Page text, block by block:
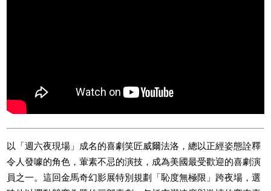
以「週六夜現場」成名的喜劇笑匠威爾法洛，總以正經姿態詮釋
令人發噱的角色，葷素不忌的演技，成為美國最受歡迎的喜劇演
員之一。這回金馬奇幻影展特別規劃「恥度無極限」跨夜場，選